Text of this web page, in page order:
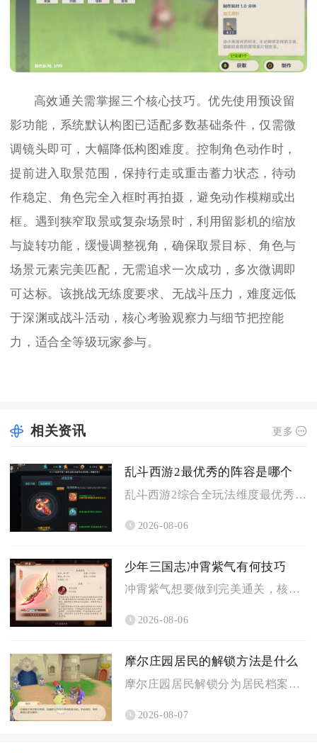
高效通关需掌握三个核心技巧。优先使用预设留
影功能，系统默认构图已适配多数基础条件，仅需微
调镜头即可，大幅降低构图难度。控制角色动作时，
提前进入取景范围，保持行走或重击蓄力状态，待动
作稳定、角色完全入框时再拍摄，避免动作模糊或出
框。遇到狭窄取景或复杂场景时，利用留影机的缩放
与旋转功能，缓慢调整视角，确保取景目标、角色与
场景元素完美匹配，无需追求一次成功，多次微调即
可达标。该挑战无练度要求、无战斗压力，难度远低
于深渊或战斗活动，核心考验观察力与细节把控能
力，适合全等级玩家参与。
相关资讯 更多
乱斗西游2最优秀的阵容是哪个
乱斗西游2综合全玩法维度最优秀的阵容为蛟魔王搭配魍魉与牛头马...
2026-08-06
少年三国志冲霄紫气有何技巧
冲霄紫气想要做到完美通关，核心技巧就是严格遵循拆帐篷、破机关...
2026-08-06
摩尔庄园居民的解锁方法是什么
摩尔庄园居民解锁分为居民档案图鉴点亮与家园来访解锁两大核心途...
2026-08-07